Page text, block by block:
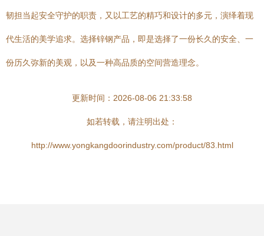
韧担当起安全守护的职责，又以工艺的精巧和设计的多元，演绎着现
代生活的美学追求。选择锌钢产品，即是选择了一份长久的安全、一
份历久弥新的美观，以及一种高品质的空间营造理念。
更新时间：2026-08-06 21:33:58
如若转载，请注明出处：
http://www.yongkangdoorindustry.com/product/83.html